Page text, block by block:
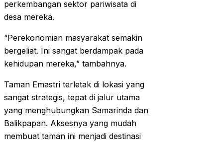
perkembangan sektor pariwisata di
desa mereka.
“Perekonomian masyarakat semakin
bergeliat. Ini sangat berdampak pada
kehidupan mereka,” tambahnya.
Taman Emastri terletak di lokasi yang
sangat strategis, tepat di jalur utama
yang menghubungkan Samarinda dan
Balikpapan. Aksesnya yang mudah
membuat taman ini menjadi destinasi